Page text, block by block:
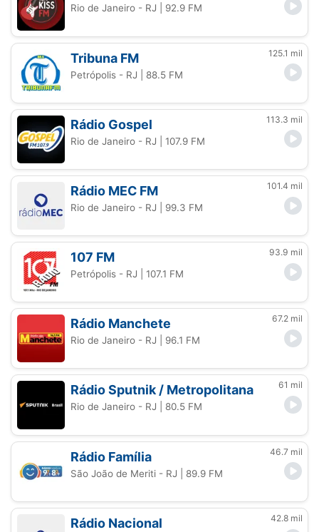
Rio de Janeiro - RJ | 92.9 FM
Tribuna FM 125.1 mil
Petrópolis - RJ | 88.5 FM
Rádio Gospel 113.3 mil
Rio de Janeiro - RJ | 107.9 FM
Rádio MEC FM 101.4 mil
Rio de Janeiro - RJ | 99.3 FM
107 FM 93.9 mil
Petrópolis - RJ | 107.1 FM
Rádio Manchete 67.2 mil
Rio de Janeiro - RJ | 96.1 FM
Rádio Sputnik / Metropolitana 61 mil
Rio de Janeiro - RJ | 80.5 FM
Rádio Família 46.7 mil
São João de Meriti - RJ | 89.9 FM
Rádio Nacional 42.8 mil